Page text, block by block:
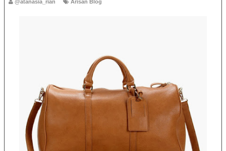
@atanasia_rian Arisan Blog